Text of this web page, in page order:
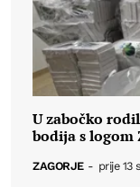
U zabočko
bodija s logom
ZAGORJE - prije 13